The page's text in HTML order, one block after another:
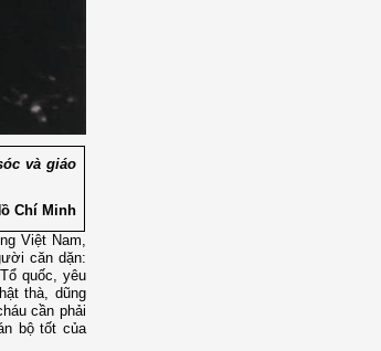
và giáo
Chí Minh
Việt Nam,
căn dặn:
quốc, yêu
thà, dũng
cần phải
bộ tốt của